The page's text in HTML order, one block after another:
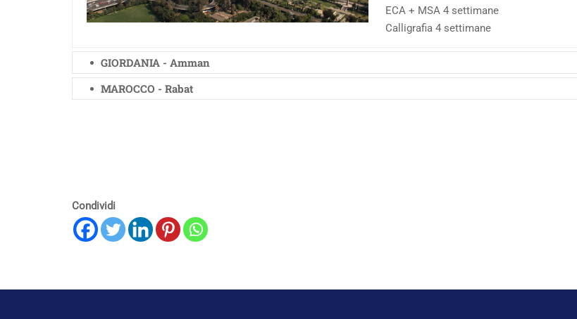
ECA + MSA 4 settimane
Calligrafia 4 settimane
GIORDANIA - Amman
MAROCCO - Rabat
Condividi